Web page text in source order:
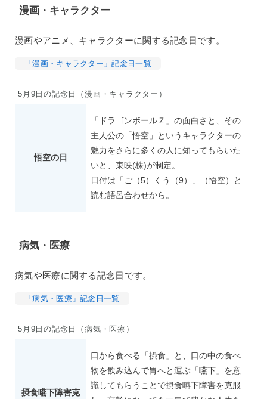
漫画・キャラクター
漫画やアニメ、キャラクターに関する記念日です。
「漫画・キャラクター」記念日一覧
5月9日の記念日（漫画・キャラクター）
悟空の日
「ドラゴンボールＺ」の面白さと、その
主人公の「悟空」というキャラクターの
魅力をさらに多くの人に知ってもらいた
いと、東映(株)が制定。
日付は「ご（5）くう（9）」（悟空）と
読む語呂合わせから。
病気・医療
病気や医療に関する記念日です。
「病気・医療」記念日一覧
5月9日の記念日（病気・医療）
摂食嚥下障害克
口から食べる「摂食」と、口の中の食べ
物を飲み込んで胃へと運ぶ「嚥下」を意
識してもらうことで摂食嚥下障害を克服